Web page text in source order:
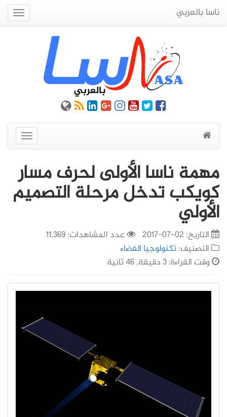
ناسا بالعربي
عرض
القائمة
مهمة ناسا الأولى لحرف مسار
كويكب تدخل مرحلة التصميم
الأولي
التاريخ: 02-07-2017
عدد المشاهدات: 11,369
التصنيف:تكنولوجيا الفضاء
وقت القراءة: 3 دقيقة, 46 ثانية